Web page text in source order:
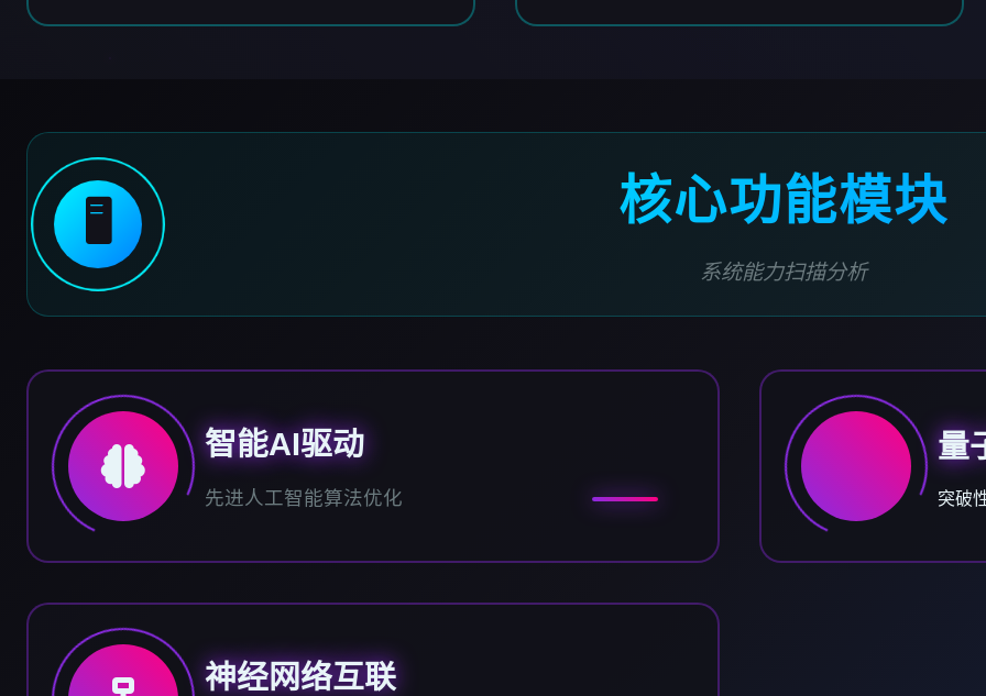
🖥️ 核心功能模块
系统能力扫描分析
智能AI驱动
先进人工智能算法优化
量
突破
神经网络互联